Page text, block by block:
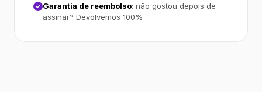
Garantia de reembolso: não gostou depois de
assinar? Devolvemos 100%